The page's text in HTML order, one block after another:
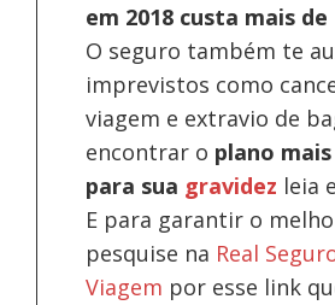
em 2018 custa mais de
O seguro também te
imprevistos como
viagem e extravio de
encontrar o plano
para sua gravidez leia
E para garantir o
pesquise na Real
Viagem por esse link